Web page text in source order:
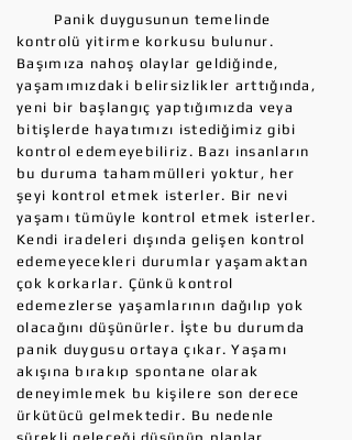
Panik duygusunun temelinde
kontrolü yitirme korkusu bulunur.
Başımıza nahoş olaylar geldiğinde,
yaşamımızdaki belirsizlikler arttığında,
yeni bir başlangıç yaptığımızda veya
bitişlerde hayatımızı istediğimiz gibi
kontrol edemeyebiliriz. Bazı insanların
bu duruma tahammülleri yoktur, her
şeyi kontrol etmek isterler. Bir nevi
yaşamı tümüyle kontrol etmek isterler.
Kendi iradeleri dışında gelişen kontrol
edemeyecekleri durumlar yaşamaktan
çok korkarlar. Çünkü kontrol
edemezlerse yaşamlarının dağılıp yok
olacağını düşünürler. İşte bu durumda
panik duygusu ortaya çıkar. Yaşamı
akışına bırakıp spontane olarak
deneyimlemek bu kişilere son derece
ürkütücü gelmektedir. Bu nedenle